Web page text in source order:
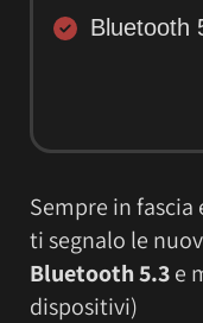
Bluetooth
Sempre in fascia
ti segnalo le
Bluetooth 5.3e
dispositivi)